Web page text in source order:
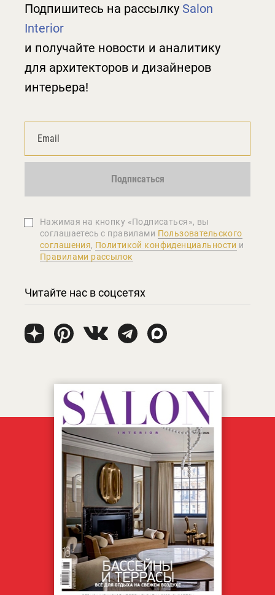
Подпишитесь на рассылку Salon
Interior
и получайте новости и аналитику
для архитекторов и дизайнеров
интерьера!
Подписаться
Нажимая на кнопку «Подписаться», вы
соглашаетеcь с правилами Пользовательского
соглашения, Политикой конфиденциальности и
Правилами рассылок
Читайте нас в соцсетях